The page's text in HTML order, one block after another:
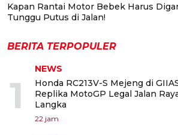
Kapan Rantai Motor Bebek Harus
Tunggu Putus di Jalan!
BERITA TERPOPULER
1
NEWS
Honda RC213V-S Mejeng di
Replika MotoGP Legal Jalan
Langka
22 jam